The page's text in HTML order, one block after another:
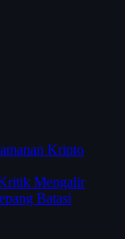
Kripto
Mengalir
Batasi